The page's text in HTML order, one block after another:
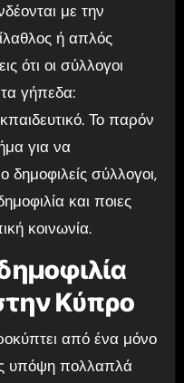
με την
ή απλός
ότι οι σύλλογοι
γήπεδα:
Το παρόν
για να
δημοφιλείς σύλλογοι,
και ποιες
κοινωνία.
Κύπρο
από ένα μόνο
υπόψη πολλαπλά